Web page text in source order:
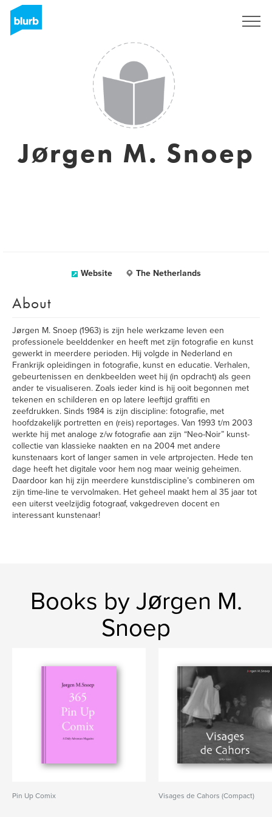
Jørgen M. Snoep
Website The Netherlands
About
Jørgen M. Snoep (1963) is zijn hele werkzame leven een
professionele beelddenker en heeft met zijn fotografie en kunst
gewerkt in meerdere perioden. Hij volgde in Nederland en
Frankrijk opleidingen in fotografie, kunst en educatie. Verhalen,
gebeurtenissen en denkbeelden weet hij (in opdracht) als geen
ander te visualiseren. Zoals ieder kind is hij ooit begonnen met
tekenen en schilderen en op latere leeftijd graffiti en
zeefdrukken. Sinds 1984 is zijn discipline: fotografie, met
hoofdzakelijk portretten en (reis) reportages. Van 1993 t/m 2003
werkte hij met analoge z/w fotografie aan zijn “Neo-Noir” kunst-
collectie van klassieke naakten en na 2004 met andere
kunstenaars kort of langer samen in vele artprojecten. Hede ten
dage heeft het digitale voor hem nog maar weinig geheimen.
Daardoor kan hij zijn meerdere kunstdiscipline’s combineren om
zijn time-line te vervolmaken. Het geheel maakt hem al 35 jaar tot
een uiterst veelzijdig fotograaf, vakgedreven docent en
interessant kunstenaar!
Books by Jørgen M.
Snoep
Pin Up Comix Visages de Cahors (Compact)